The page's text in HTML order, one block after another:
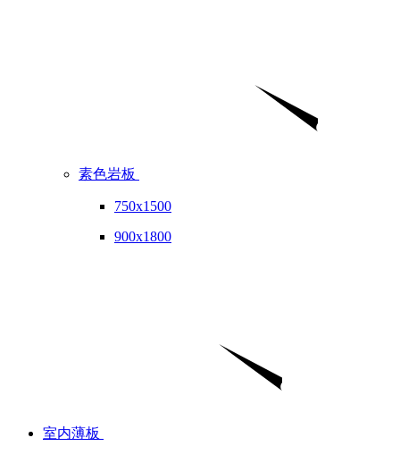
素色岩板
750x1500
900x1800
室内薄板